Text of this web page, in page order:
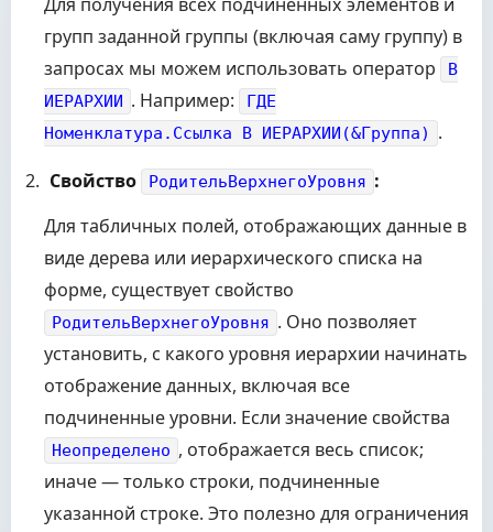
групп заданной группы (включая саму группу) в
запросах мы можем использовать оператор
В
ИЕРАРХИИ . Например:
ГДЕ
Номенклатура.Ссылка В ИЕРАРХИИ(&Группа)
.
Свойство
РодительВерхнегоУровня :
Для табличных полей, отображающих данные в
виде дерева или иерархического списка на
форме, существует свойство
РодительВерхнегоУровня . Оно позволяет
установить, с какого уровня иерархии начинать
отображение данных, включая все
подчиненные уровни. Если значение свойства
Неопределено , отображается весь список;
иначе — только строки, подчиненные
указанной строке. Это полезно для ограничения